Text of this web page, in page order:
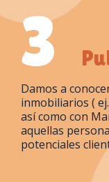
3
Damos a
inmobiliarios (
así como con
aquellas
potenciales